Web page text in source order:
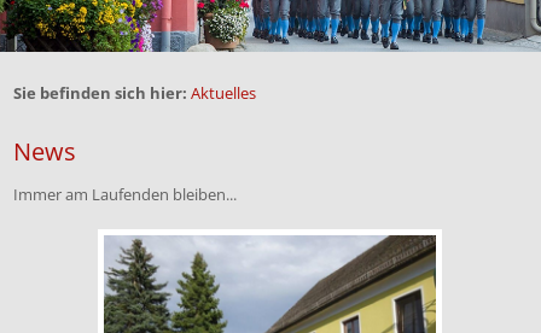
Sie befinden sich hier: Aktuelles
News
Immer am Laufenden bleiben...